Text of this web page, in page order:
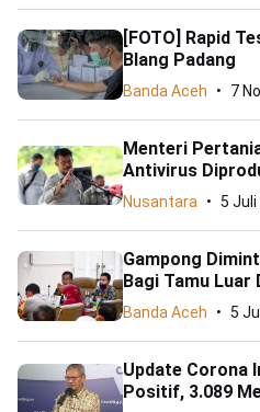
[FOTO] Rapid
Blang Padang
Banda Aceh 7
Menteri
Antivirus
Nusantara 5 Juli
Gampong
Bagi Tamu Luar
Banda Aceh 5
Update Corona
Positif, 3.089